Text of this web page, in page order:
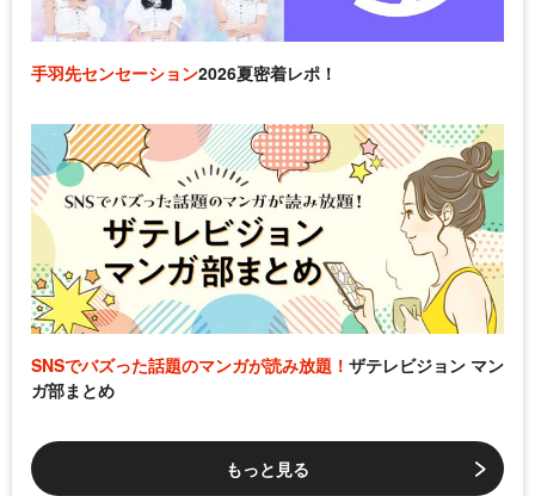
手羽先センセーション2026夏密着レポ！
SNSでバズった話題のマンガが読み放題！ ザテレビジョン マン
ガ部まとめ
もっと見る